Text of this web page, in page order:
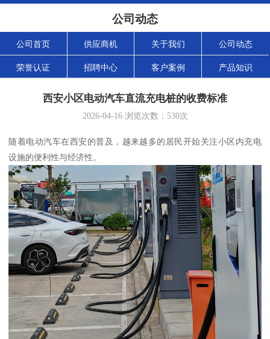
公司动态
公司首页 供应商机 关于我们 公司动态
荣誉认证 招聘中心 客户案例 产品知识
西安小区电动汽车直流充电桩的收费标准
2026-04-16浏览次数： 530次
随着电动汽车在西安的普及，越来越多的居民开始关注小区内充电
设施的便利性与经济性。